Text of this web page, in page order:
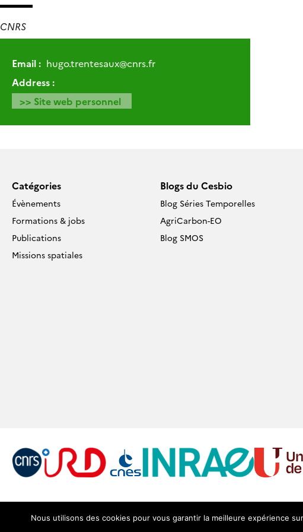
CNRS
Email : hugo.trentesaux@cnrs.fr
Address :
>> Site web personnel
Catégories
Évènements
Formations & jobs
Publications
Missions spatiales
Blogs du Cesbio
Blog Séries Temporelles
AgriCarbon-EO
Blog SMOS
Nous utilisons des cookies pour vous garantir la meilleure expérience